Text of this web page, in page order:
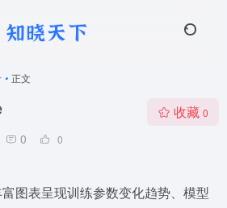
• 正文
0 0
收藏 0
图表呈现训练参数变化趋势、模型